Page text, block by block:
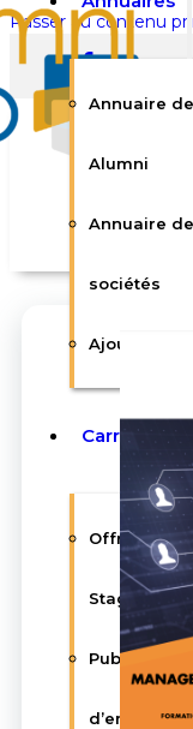
Passer au contenu
Rechercher
Votre panier
Annuaire
Alumni
Annuaire
sociétés
Ajouter une
Carrières
Offres
Stages /
Publier une
d’emploi